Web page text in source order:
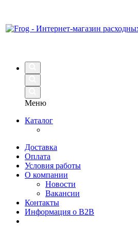
Меню
Каталог
Доставка
Оплата
Условия работы
О компании
Новости
Вакансии
Контакты
Информация о B2B